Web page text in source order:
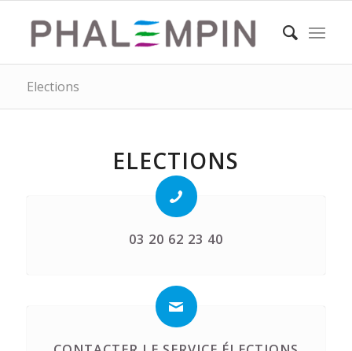
Elections
ELECTIONS
03 20 62 23 40